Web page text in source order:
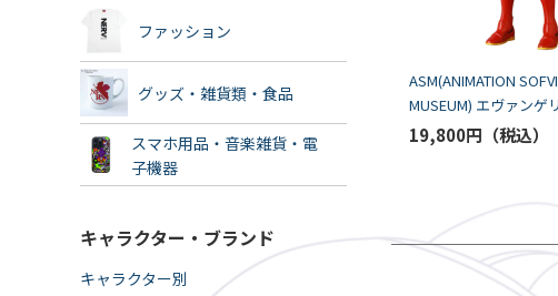
ファッション
グッズ・雑貨類・食品
スマホ用品・音楽雑貨・電
子機器
キャラクター・ブランド
キャラクター別
ASM(ANIMATION SOFVI
MUSEUM) エヴァンゲ
2号機（メディコム・ト
[お届け予定：2026年8
19,800円